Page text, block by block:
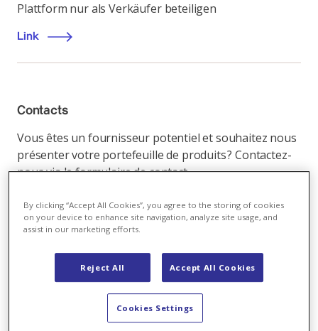
Plattform nur als Verkäufer beteiligen
Link
Contacts
Vous êtes un fournisseur potentiel et souhaitez nous
présenter votre portefeuille de produits ? Contactez-
nous via le formulaire de contact.
Link
Energy market,20.03.2023
Vorschläge zur Überarbeitung des EU
By clicking “Accept All Cookies”, you agree to the storing of cookies
on your device to enhance site navigation, analyze site usage, and
assist in our marketing efforts.
Reject All Accept All Cookies
Cookies Settings